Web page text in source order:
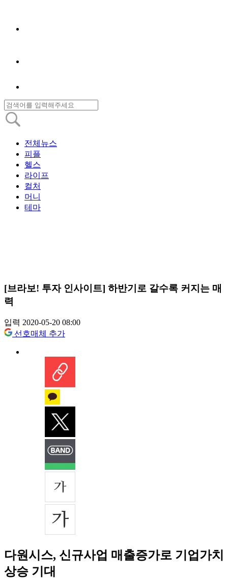
전체뉴스
피플
헬스
라이프
컬처
머니
테마
[브라보! 투자 인사이트] 하반기로 갈수록 커지는 매
력
입력 2020-05-20 08:00
선호매체 추가
다원시스, 신규사업 매출증가로 기업가치
상승 기대